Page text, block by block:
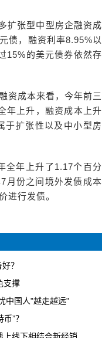
扩张型中型房企融资成
债，融资利率8.95%以
15%的美元债券依然存
资成本来看，今年前三
年上升，融资成本上升
于扩张性以及中小型房
全年上升了1.17个百分
月份之间境外发债成本
进行发债。
？
支撑
中国人"越走越远"
”？